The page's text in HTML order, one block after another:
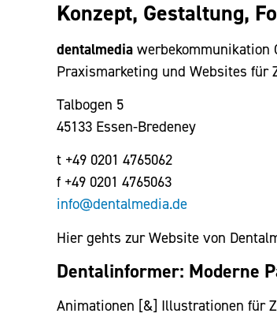
Konzept, Gestaltung,
dentalmedia werbekommunikation
Praxismarketing und Websites für
Talbogen 5
45133 Essen-Bredeney
t +49 0201 4765062
f +49 0201 4765063
info@dentalmedia.de
Hier gehts zur Website von
Dentalinformer: Moderne
Animationen [&] Illustrationen für